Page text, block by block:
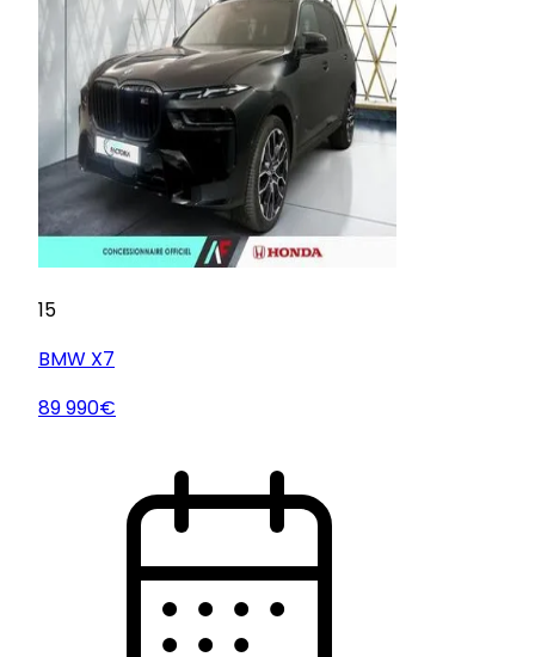
15
BMW X7
89 990€